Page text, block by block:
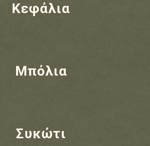
Κεφάλια
Μπόλια
Συκώτι